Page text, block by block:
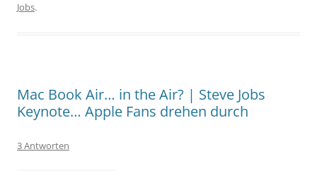
Jobs.
Mac Book Air… in the Air? | Steve Jobs
Keynote… Apple Fans drehen durch
3 Antworten